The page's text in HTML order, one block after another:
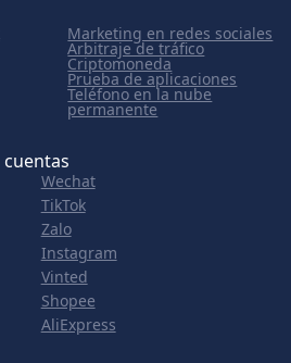
Marketing en redes sociales
Arbitraje de tráfico
Criptomoneda
Prueba de aplicaciones
Teléfono en la nube
permanente
Wechat
TikTok
Zalo
Instagram
Vinted
Shopee
AliExpress